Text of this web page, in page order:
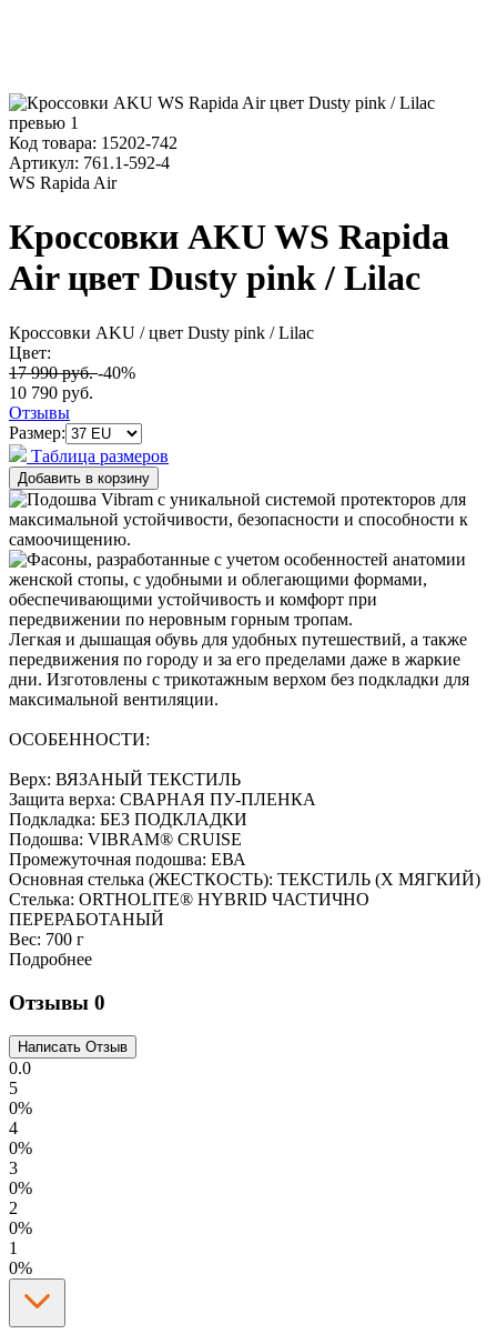
Код товара: 15202-742
Артикул: 761.1-592-4
WS Rapida Air
Кроссовки AKU WS Rapida
Air цвет Dusty pink / Lilac
Кроссовки AKU / цвет Dusty pink / Lilac
Цвет:
17 990 руб.-40%
10 790 руб.
Отзывы
Размер:
Таблица размеров
Легкая и дышащая обувь для удобных путешествий, а также
передвижения по городу и за его пределами даже в жаркие
дни. Изготовлены с трикотажным верхом без подкладки для
максимальной вентиляции.
ОСОБЕННОСТИ:
Верх: ВЯЗАНЫЙ ТЕКСТИЛЬ
Защита верха: СВАРНАЯ ПУ-ПЛЕНКА
Подкладка: БЕЗ ПОДКЛАДКИ
Подошва: VIBRAM® CRUISE
Промежуточная подошва: ЕВА
Основная стелька (ЖЕСТКОСТЬ): ТЕКСТИЛЬ (X МЯГКИЙ)
Стелька: ORTHOLITE® HYBRID ЧАСТИЧНО
ПЕРЕРАБОТАНЫЙ
Вес: 700 г
Подробнее
Отзывы 0
0.0
5
0%
4
0%
3
0%
2
0%
1
0%